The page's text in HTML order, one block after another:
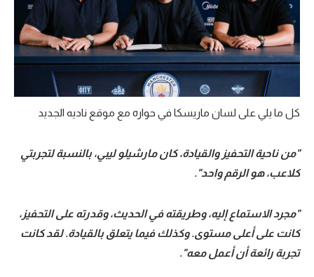
كل ما يلي على لسان ماريسكا في حواره مع موقع ناديه الجديد
"من ناحية التحفيز والقيادة، كان مارشيلو ليبي، بالنسبة لتجربتي
كلاعب، هو الرقم واحد".
"مجرد الاستماع إليه، وطريقته في الحديث، وقدرته على التحفيز،
كانت على أعلى مستوى. وكذلك فيما يتعلق بالقيادة. لقد كانت
تجربة رائعة أن أعمل معه".